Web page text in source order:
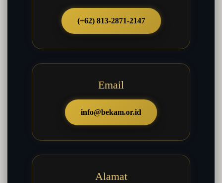
(+62) 813-2871-2147
Email
info@bekam.or.id
Alamat